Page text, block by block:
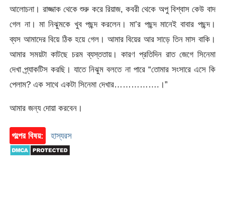
আলোচনা। রাজ্জাক থেকে শুরু করে রিয়াজ, কবরী থেকে অপু বিশ্বাস কেউ বাদ
গেল না। মা নিঝুমকে খুব পছন্দ করলেন। মা’র পছন্দ মানেই বাবার পছন্দ।
ব্যস আমাদের বিয়ে ঠিক হয়ে গেল। আমার বিয়ের আর সাড়ে তিন মাস বাকি।
আমার সময়টা কাটছে চরম ব্যস্ততায়। কারণ প্রতিদিন রাত জেগে সিনেমা
দেখা প্র্যাকটিস করছি। যাতে নিঝুম বলতে না পারে “তোমার সংসারে এসে কি
পেলাম? এক সাথে একটা সিনেমা দেখার…………….।”
আমার জন্য দোয়া করবেন।
গল্পের বিষয়: হাস্যরস